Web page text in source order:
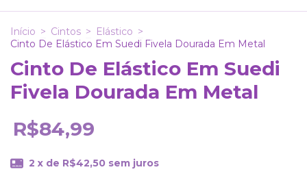
Início > Cintos > Elástico >
Cinto De Elástico Em Suedi Fivela Dourada Em Metal
Cinto De Elástico Em Suedi
Fivela Dourada Em Metal
R$84,99
2 x de R$42,50 sem juros